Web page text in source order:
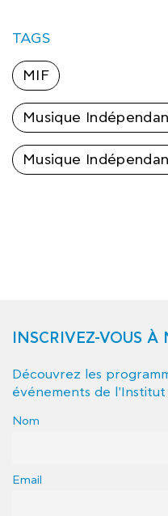
TAGS
MIF
Musique
Musique
INSCRIVEZ-VOUS À
Découvrez les
événements de
Nom
Email